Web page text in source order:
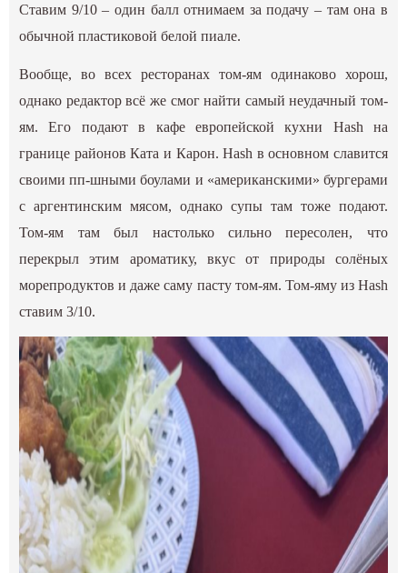
Ставим 9/10 – один балл отнимаем за подачу – там она в
обычной пластиковой белой пиале.
Вообще, во всех ресторанах том-ям одинаково хорош,
однако редактор всё же смог найти самый неудачный том-
ям. Его подают в кафе европейской кухни Hash на
границе районов Ката и Карон. Hash в основном славится
своими пп-шными боулами и «американскими» бургерами
с аргентинским мясом, однако супы там тоже подают.
Том-ям там был настолько сильно пересолен, что
перекрыл этим ароматику, вкус от природы солёных
морепродуктов и даже саму пасту том-ям. Том-яму из Hash
ставим 3/10.